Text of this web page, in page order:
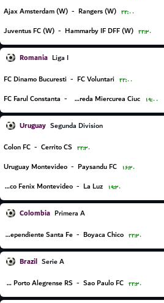
Ajax Amsterdam (W) - Rangers (W) ۲۲:۰۰
Juventus FC (W) - Hammarby IF DFF (W) ۲۲:۳۰
Romania Liga I
FC Dinamo Bucuresti - FC Voluntari ۲۲:۰۰
FC Farul Constanta - FC Csikszereda Miercurea Ciuc ۱۹:۰۰
Uruguay Segunda Division
Colon FC - Cerrito CS ۲۲:۳۰
Uruguay Montevideo - Paysandu FC ۱۶:۳۰
Centro Atletico Fenix Montevideo - La Luz ۱۹:۳۰
Colombia Primera A
Independiente Santa Fe - Boyaca Chico ۲۲:۳۰
Brazil Serie A
Gremio Porto Alegrense RS - Sao Paulo FC ۲۲:۳۰